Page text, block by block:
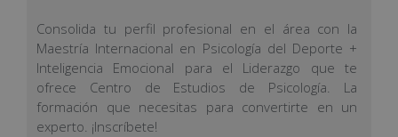
Consolida tu perfil profesional en el área con la
Maestría Internacional en Psicología del Deporte +
Inteligencia Emocional para el Liderazgo que te
ofrece Centro de Estudios de Psicología. La
formación que necesitas para convertirte en un
experto. ¡Inscríbete!